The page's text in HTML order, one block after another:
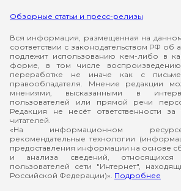
Обзорные статьи и пресс-релизы
Вся информация, размещенная на данном
соответствии с законодательством РФ об
подлежит использованию кем-либо в
форме, в том числе
переработке не иначе как с
правообладателя. Мнение редакции
мнениями, высказанными в
пользователей или прямой речи
Редакция не несёт ответственности за
читателей.
«На информационном
рекомендательные технологии
предоставления информации на основе
и анализа сведений, относящихся
пользователей сети "Интернет",
Российской Федерации)». Подробнее